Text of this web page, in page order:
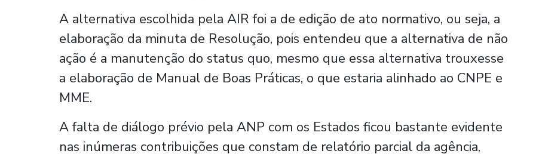
A alternativa escolhida pela AIR foi a de edição de ato normativo, ou seja, a
elaboração da minuta de Resolução, pois entendeu que a alternativa de não
ação é a manutenção do status quo, mesmo que essa alternativa trouxesse
a elaboração de Manual de Boas Práticas, o que estaria alinhado ao CNPE e
MME.
A falta de diálogo prévio pela ANP com os Estados ficou bastante evidente
nas inúmeras contribuições que constam de relatório parcial da agência,